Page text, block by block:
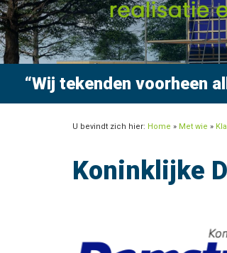
“Wij tekenden voorheen
U bevindt zich hier: Home » Met wie »
Koninklijke